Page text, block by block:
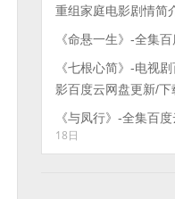
重组家庭电影剧情简
《命悬一生》-全集
《七根心简》-电视
影百度云网盘更新/下
《与凤行》-全集百
18日